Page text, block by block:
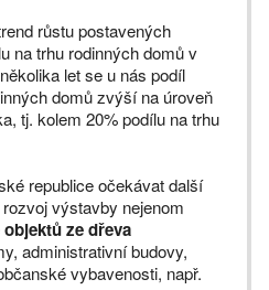
růstu postavených
na trhu rodinných domů v
let se u nás podíl
domů zvýší na úroveň
tj. kolem 20% podílu na trhu
republice očekávat další
výstavby nejenom
objektů ze dřeva
administrativní budovy,
vybavenosti, např.